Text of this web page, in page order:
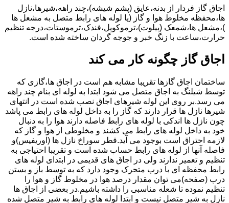
اجاق گاز فردار از بدنه،عایق (پشم شیشه)،چند راهه،شیرها،نازل
ها،محفظه مخلوط هوا و گاز (یا لوله های رابط متصل به مشعل ها
)،مشعل ها،شمعک (پیلوت)،ترموکوپل،فندک،ترموستات،درجه تنظیم
حرارت،ساعت با زنگ خبر و جوجه گردان ساخته شده است.
اجاق گاز چگونه کار می کند
ساختمان اجاق گازها تقریبا مشابه هم است در اجاق ها،گازی که
توسط شیلنگ به اجاق متصل می شود ابتدا به لوله ای بنام چند راهه
می رسد.بر روی این لوله شیرهای اجاق نصب شده است در انتهای
شیرها نازل ها قرار دارند که گاز را به داخل لوله های رابط می پاشد
چون نازل ها اندکی با لوله های رابط فاصله دارند هوا را به دنبال
خود به داخل لوله های رابط می کشند و مخلوطی از هوا و گاز که
لازمه احتراق است بوجود می آید.قطر سوراخ نازل ها (اوریفیس)و
فاصله آنها از لوله های رابط حساب شده است و تقریبا احتیاجی به
تنظیم و تعمیر ندارند ولی در اجاق های قدیمی در ابتدای لوله های
رابط محفظه ای با درب متحرک وجود دارد که به توسط باز و بستن
درب (صفحه)می توان مقدار درصد هوا در مخلوط گاز و هوا را
تنظیم نموده تا شعله مناسبی را داشته باشیم.در بعضی از اجاق ها
نازل به شیر متصل نیست و ابتدا لوله های رابط به شیر متصل شده